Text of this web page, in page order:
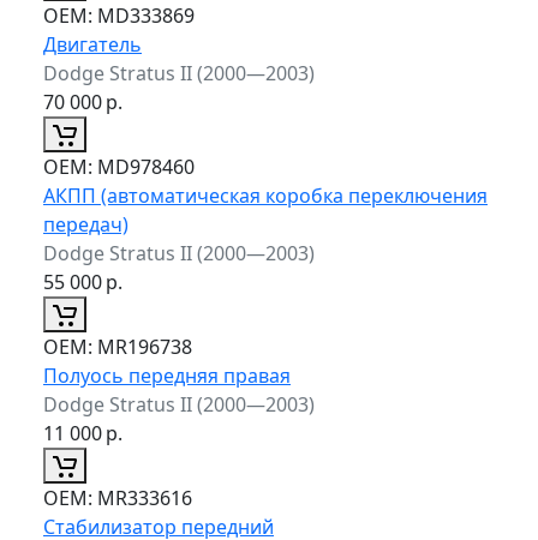
ОЕМ: MD333869
Двигатель
Dodge Stratus II (2000—2003)
70 000р.
ОЕМ: MD978460
АКПП (автоматическая коробка переключения
передач)
Dodge Stratus II (2000—2003)
55 000р.
ОЕМ: MR196738
Полуось передняя правая
Dodge Stratus II (2000—2003)
11 000р.
ОЕМ: MR333616
Стабилизатор передний